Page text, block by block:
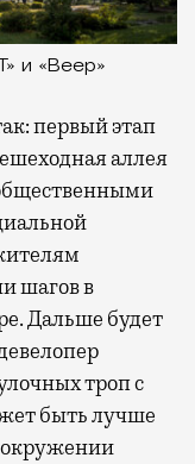
и «Веер»
первый этап
аллея
шагов в
Дальше будет
троп с
быть лучше
окружении